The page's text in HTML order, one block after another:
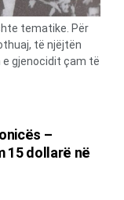
tematike. Për
të njëjtën
e gjenocidit çam të
çështjes së drejtë
përmbledhur në
të veçuar, të
të një gazete të
ato shkrime
dhe të
i tyre mbetet
–
15 dollarë në